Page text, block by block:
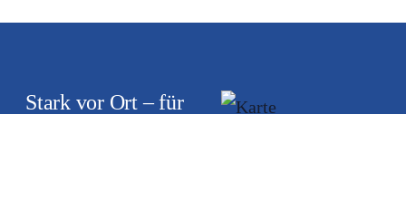
Stark vor Ort – für